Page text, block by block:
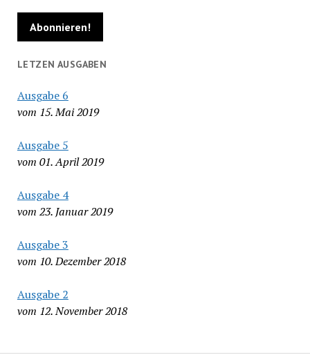
LETZEN AUSGABEN
Ausgabe 6
vom 15. Mai 2019
Ausgabe 5
vom 01. April 2019
Ausgabe 4
vom 23. Januar 2019
Ausgabe 3
vom 10. Dezember 2018
Ausgabe 2
vom 12. November 2018